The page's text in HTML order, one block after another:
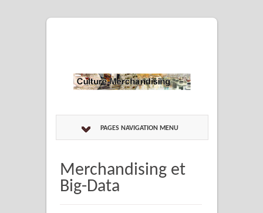
PAGES NAVIGATION MENU
Merchandising et
Big-Data